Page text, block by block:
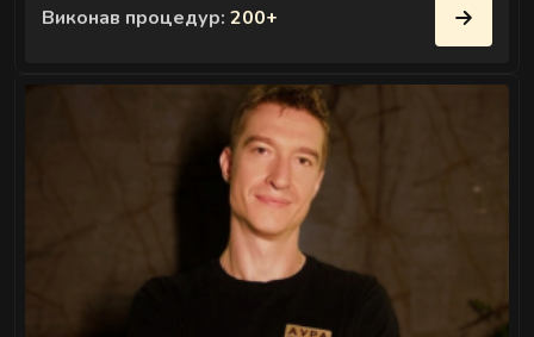
Виконав процедур: 200+